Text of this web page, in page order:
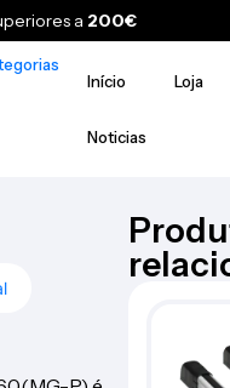
a 200€
Início
Loja
Noticias